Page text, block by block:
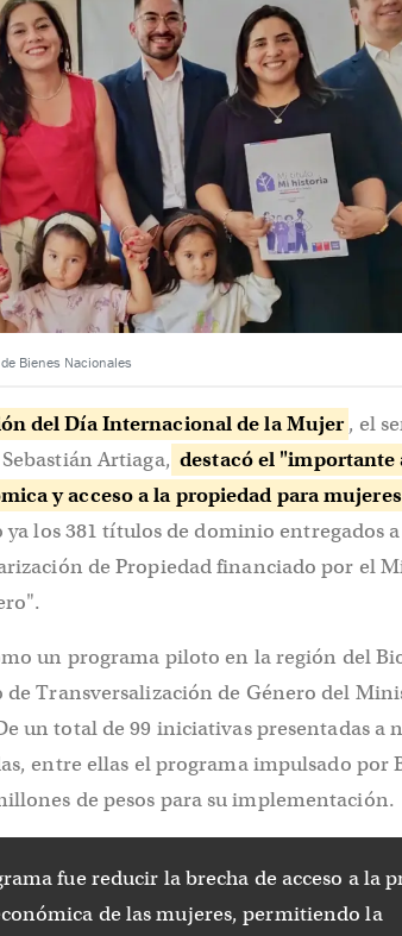
Bienes Nacionales
del Día Internacional de la Mujer , el
Artiaga, destacó el "importante
y acceso a la propiedad para
ya los 381 títulos de dominio entregados
de Propiedad financiado por el
un programa piloto en la región del
Transversalización de Género del
un total de 99 iniciativas presentadas a
entre ellas el programa impulsado por
de pesos para su implementación.
fue reducir la brecha de acceso a la
de las mujeres, permitiendo la